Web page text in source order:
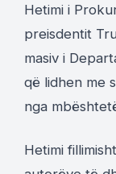
Hetimi i
preisdentit
masiv i
që lidhen me
nga
Hetimi